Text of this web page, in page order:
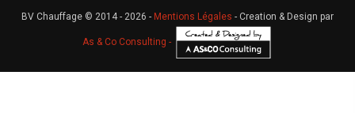
BV Chauffage © 2014 - 2026 - Mentions Légales - Creation & Design par
As & Co Consulting -